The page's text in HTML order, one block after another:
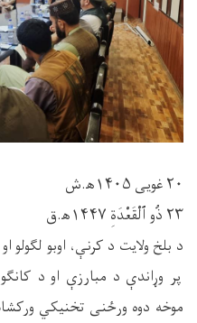
۲۰ غویی ۱۴۰۵ه‍.ش
۲۳ ذُو ٱلْقَعْدَةِ ۱۴۴۷ه‍.ق
د بلخ ولایت د کرنې، اوبو
پر وړاندې د مبارزې او د
موخه دوه ورځنی تخنیکي